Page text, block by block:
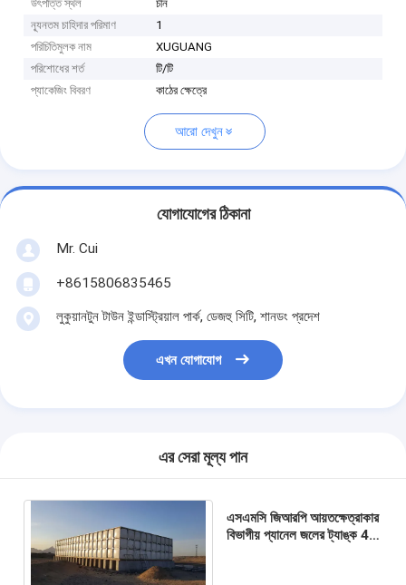
উৎপত্তি স্থল
চীন
ন্যূনতম চাহিদার পরিমাণ
1
পরিচিতিমুলক নাম
XUGUANG
পরিশোধের শর্ত
টি/টি
প্যাকেজিং বিবরণ
কাঠের ক্ষেত্রে
আরো দেখুন
যোগাযোগের ঠিকানা
Mr. Cui
+8615806835465
লুকুয়ানটুন টাউন ইন্ডাস্ট্রিয়াল পার্ক, ডেজহু সিটি, শানডং প্রদেশ
এখন যোগাযোগ
এর সেরা মূল্য পান
এসএমসি জিআরপি আয়তক্ষেত্রাকার
বিভাগীয় প্যানেল জলের ট্যাঙ্ক 4